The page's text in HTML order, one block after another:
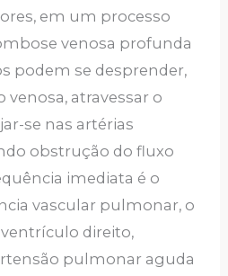
em um processo
venosa profunda
podem se desprender,
venosa, atravessar o
se nas artérias
obstrução do fluxo
imediata é o
vascular pulmonar, o
direito,
pulmonar aguda